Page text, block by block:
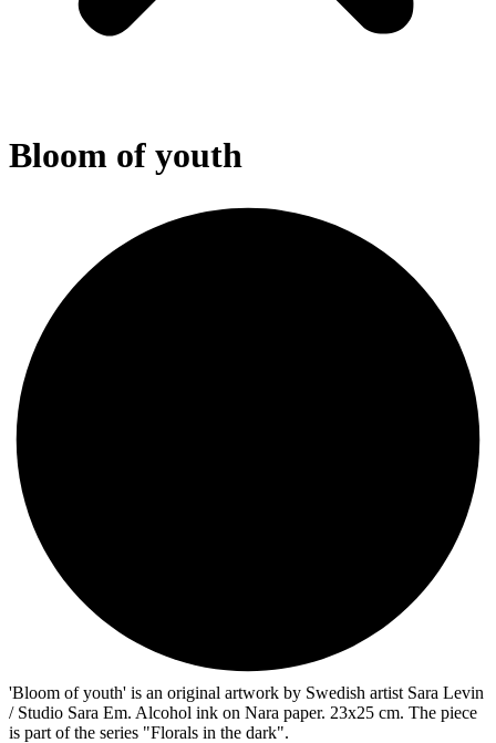
Bloom of youth
'Bloom of youth' is an original artwork by Swedish artist Sara Levin
/ Studio Sara Em. Alcohol ink on Nara paper. 23x25 cm. The piece
is part of the series "Florals in the dark".